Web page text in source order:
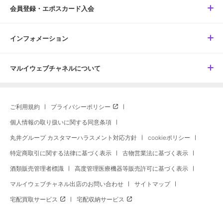
会員登録・エポスカード入会
インフォメーション
マルイウェブチャネルについて
ご利用規約 プライバシーポリシー
個人情報の取り扱いに関する同意条項
丸井グループ カスタマーハラスメント対応方針 cookieポリシー
特定商取引に関する法律に基づく表示 古物営業法に基づく表示
酒類販売管理者標識 高度管理医療機器等販売許可に基づく表示
マルイウェブチャネル出店のお問い合わせ サイトマップ
宅配買取サービス 宅配収納サービス